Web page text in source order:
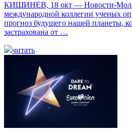
КИШИНЕВ, 18 окт — Новости-
международной коллегии ученых
прогноз будущего нашей планеты,
застрахована от …
читать